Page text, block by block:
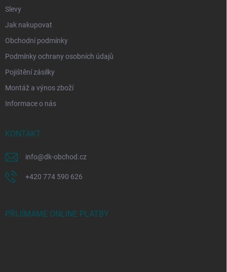
Slevy
Jak nakupovat
Obchodní podmínky
Podmínky ochrany osobních údajů
Pojištění zásilky
Montáž a výnos zboží
Informace o nás
KONTAKT
info@dk-obchod.cz
+420 774 590 626
PŘIJÍMÁME ONLINE PLATBY